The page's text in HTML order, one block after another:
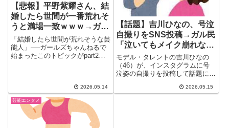
【悲報】平野紫耀さん、結
婚したら世間が一番荒れそ
うと満場一致ｗｗｗ→ガル
民「匂わせ女だけは選ばな
いで」
「結婚したら世間が荒れそうな芸
能人」──ガールズちゃんねるで
始まったこのトピックがpart2ま
2026.05.14
【話題】吉川ひなの、号泣
自撮りをSNS投稿→ガル民
「泣いてもメイク崩れな
い！どこのコスメ？」
モデル・タレントの吉川ひなの
（46）が、インスタグラムに号
泣姿の自撮りを投稿して話題に。
2026.05.15
芸能エンタメ